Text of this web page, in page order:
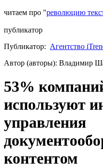
читаем про "революцию
публикатор
Публикатор: Агентство
Автор (авторы): Владимир
53%
используют
управления
контентом